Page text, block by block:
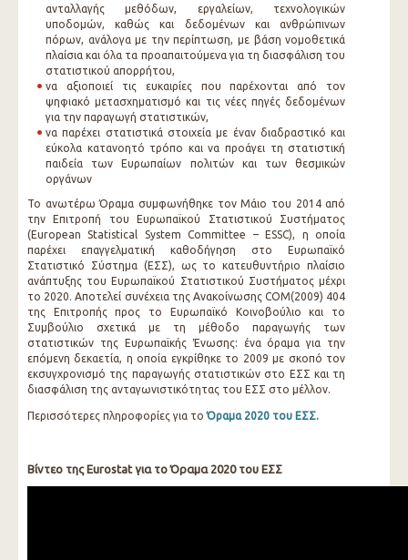
ανταλλαγής μεθόδων, εργαλείων, τεχνολογικών
υποδομών, καθώς και δεδομένων και ανθρώπινων
πόρων, ανάλογα με την περίπτωση, με βάση νομοθετικά
πλαίσια και όλα τα προαπαιτούμενα για τη διασφάλιση του
στατιστικού απορρήτου,
να αξιοποιεί τις ευκαιρίες που παρέχονται από τον
ψηφιακό μετασχηματισμό και τις νέες πηγές δεδομένων
για την παραγωγή στατιστικών,
να παρέχει στατιστικά στοιχεία με έναν διαδραστικό και
εύκολα κατανοητό τρόπο και να προάγει τη στατιστική
παιδεία των Ευρωπαίων πολιτών και των θεσμικών
οργάνων
Το ανωτέρω Όραμα συμφωνήθηκε τον Μάιο του 2014 από
την Επιτροπή του Ευρωπαϊκού Στατιστικού Συστήματος
(European Statistical System Committee – ESSC), η οποία
παρέχει επαγγελματική καθοδήγηση στο Ευρωπαϊκό
Στατιστικό Σύστημα (ΕΣΣ), ως το κατευθυντήριο πλαίσιο
ανάπτυξης του Ευρωπαϊκού Στατιστικού Συστήματος μέχρι
το 2020. Αποτελεί συνέχεια της Ανακοίνωσης COM(2009) 404
της Επιτροπής προς το Ευρωπαϊκό Κοινοβούλιο και το
Συμβούλιο σχετικά με τη μέθοδο παραγωγής των
στατιστικών της Ευρωπαϊκής Ένωσης: ένα όραμα για την
επόμενη δεκαετία, η οποία εγκρίθηκε το 2009 με σκοπό τον
εκσυγχρονισμό της παραγωγής στατιστικών στο ΕΣΣ και τη
διασφάλιση της ανταγωνιστικότητας του ΕΣΣ στο μέλλον.
Περισσότερες πληροφορίες για τoΌραμα 2020 του ΕΣΣ.
Βίντεο της Eurostat για το Όραμα 2020 του ΕΣΣ